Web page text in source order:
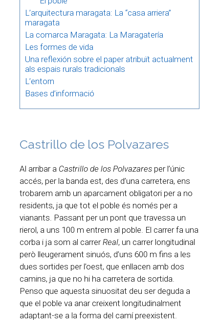
L’arquitectura maragata: La “casa arriera”
maragata
La comarca Maragata: La Maragatería
Les formes de vida
Una reflexión sobre el paper atribuït actualment
als espais rurals tradicionals
L’entorn
Bases d’informació
Castrillo de los Polvazares
Al arribar a Castrillo de los Polvazares per l’únic
accés, per la banda est, des d’una carretera, ens
trobarem amb un aparcament obligatori per a no
residents, ja que tot el poble és només per a
vianants. Passant per un pont que travessa un
rierol, a uns 100 m entrem al poble. El carrer fa una
corba i ja som al carrerReal, un carrer longitudinal
però lleugerament sinuós, d’uns 600 m fins a les
dues sortides per l’oest, que enllacen amb dos
camins, ja que no hi ha carretera de sortida.
Penso que aquesta sinuositat deu ser deguda a
que el poble va anar creixent longitudinalment
adaptant-se a la forma del camí preexistent.